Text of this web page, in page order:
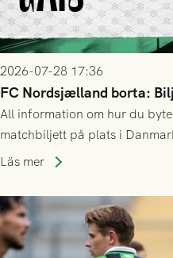
2026-07-28 17:36
FC Nordsjælland borta:
All information om hur du
matchbiljett på plats i
som står på reservlista eller
Läs mer